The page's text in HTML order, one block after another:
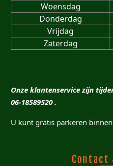
Woensdag
Donderdag
Vrijdag
Zaterdag
Onze klantenservice zijn
06-18589520 .
U kunt gratis parkeren
Contact